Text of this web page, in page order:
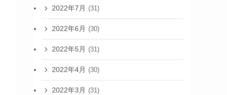
2022年7月 (31)
2022年6月 (30)
2022年5月 (31)
2022年4月 (30)
2022年3月 (31)